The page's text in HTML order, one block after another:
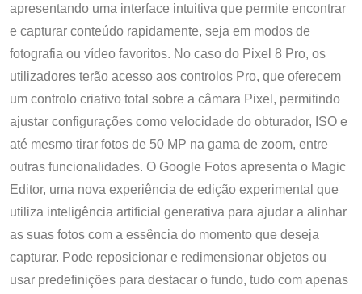
apresentando uma interface intuitiva que permite encontrar
e capturar conteúdo rapidamente, seja em modos de
fotografia ou vídeo favoritos. No caso do Pixel 8 Pro, os
utilizadores terão acesso aos controlos Pro, que oferecem
um controlo criativo total sobre a câmara Pixel, permitindo
ajustar configurações como velocidade do obturador, ISO e
até mesmo tirar fotos de 50 MP na gama de zoom, entre
outras funcionalidades. O Google Fotos apresenta o Magic
Editor, uma nova experiência de edição experimental que
utiliza inteligência artificial generativa para ajudar a alinhar
as suas fotos com a essência do momento que deseja
capturar. Pode reposicionar e redimensionar objetos ou
usar predefinições para destacar o fundo, tudo com apenas